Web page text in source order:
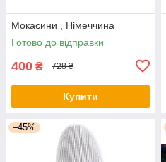
Мокасини , Німеччина
Готово до відправки
400 ₴ 728 ₴
Купити
–45%